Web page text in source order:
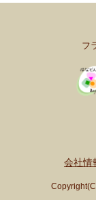
フ
会社情